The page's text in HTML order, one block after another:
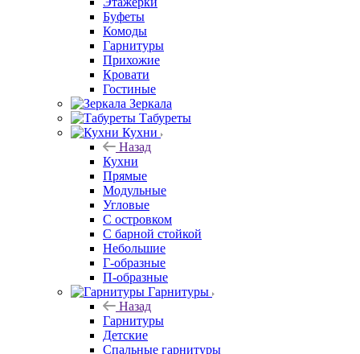
Буфеты
Комоды
Гарнитуры
Прихожие
Кровати
Гостиные
Зеркала
Табуреты
Кухни
Назад
Кухни
Прямые
Модульные
Угловые
С островком
С барной стойкой
Небольшие
Г-образные
П-образные
Гарнитуры
Назад
Гарнитуры
Детские
Спальные гарнитуры